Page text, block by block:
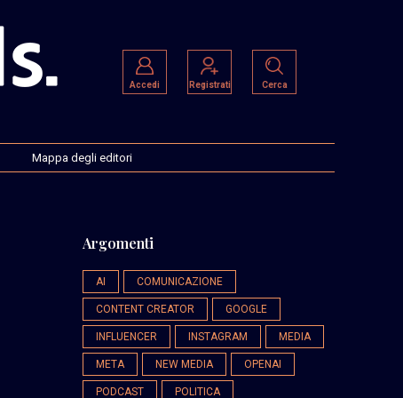
Accedi Registrati Cerca
Mappa degli editori
Argomenti
AI COMUNICAZIONE
CONTENT CREATOR GOOGLE
INFLUENCER INSTAGRAM MEDIA
META NEW MEDIA OPENAI
PODCAST POLITICA